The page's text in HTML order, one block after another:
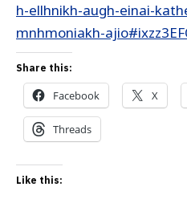
h-ellhnikh-augh-einai-
mnhmoniakh-
Share this:
Facebook X
Threads
Like this: